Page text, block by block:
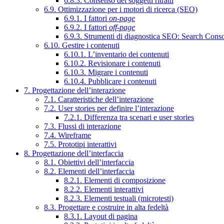
6.9. Ottimizzazione per i motori di ricerca (SEO)
6.9.1. I fattori on-page
6.9.2. I fattori off-page
6.9.3. Strumenti di diagnostica SEO: Search
6.10. Gestire i contenuti
6.10.1. L’inventario dei contenuti
6.10.2. Revisionare i contenuti
6.10.3. Migrare i contenuti
6.10.4. Pubblicare i contenuti
7. Progettazione dell’interazione
7.1. Caratteristiche dell’interazione
7.2. User stories per definire l’interazione
7.2.1. Differenza tra scenari e user stories
7.3. Flussi di interazione
7.4. Wireframe
7.5. Prototipi interattivi
8. Progettazione dell’interfaccia
8.1. Obiettivi dell’interfaccia
8.2. Elementi dell’interfaccia
8.2.1. Elementi di composizione
8.2.2. Elementi interattivi
8.2.3. Elementi testuali (microtesti)
8.3. Progettare e costruire in alta fedeltà
8.3.1. Layout di pagina